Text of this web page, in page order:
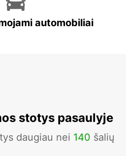
automobiliai
stotys pasaulyje
daugiau nei 140 šalių